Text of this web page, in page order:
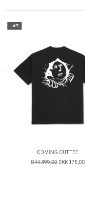
-56%
COMING OUT TEE
DKK 399,00 DKK 175,00